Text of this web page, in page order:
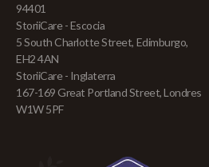
94401
StoriiCare - Escocia
5 South Charlotte Street, Edimburgo,
EH2 4AN
StoriiCare - Inglaterra
167-169 Great Portland Street, Londres
W1W 5PF